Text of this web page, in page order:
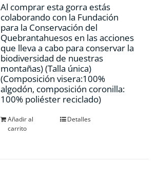
Al comprar esta gorra estás
colaborando con la Fundación
para la Conservación del
Quebrantahuesos en las acciones
que lleva a cabo para conservar la
biodiversidad de nuestras
montañas) (Talla única)
(Composición visera:100%
algodón, composición coronilla:
100% poliéster reciclado)
Añadir al
carrito
Detalles